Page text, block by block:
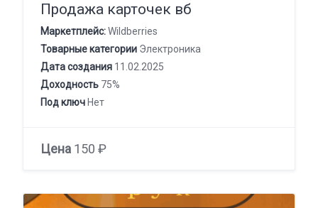
Продажа карточек вб
Маркетплейс:Wildberries
Товарные категории Электроника
Дата создания 11.02.2025
Доходность 75%
Под ключ Нет
Цена 150 ₽